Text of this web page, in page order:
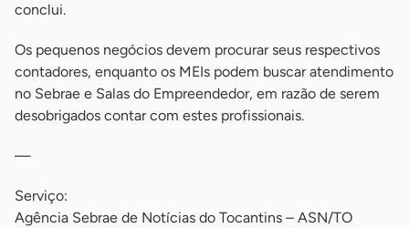
conclui.
Os pequenos negócios devem procurar seus respectivos
contadores, enquanto os MEIs podem buscar atendimento
no Sebrae e Salas do Empreendedor, em razão de serem
desobrigados contar com estes profissionais.
—
Serviço:
Agência Sebrae de Notícias do Tocantins – ASN/TO